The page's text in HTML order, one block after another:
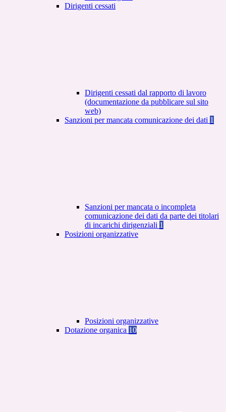
Dirigenti cessati
Dirigenti cessati dal rapporto di lavoro
(documentazione da pubblicare sul sito
web)
Sanzioni per mancata comunicazione dei dati 1
Sanzioni per mancata o incompleta
comunicazione dei dati da parte dei titolari
di incarichi dirigenziali 1
Posizioni organizzative
Posizioni organizzative
Dotazione organica 10